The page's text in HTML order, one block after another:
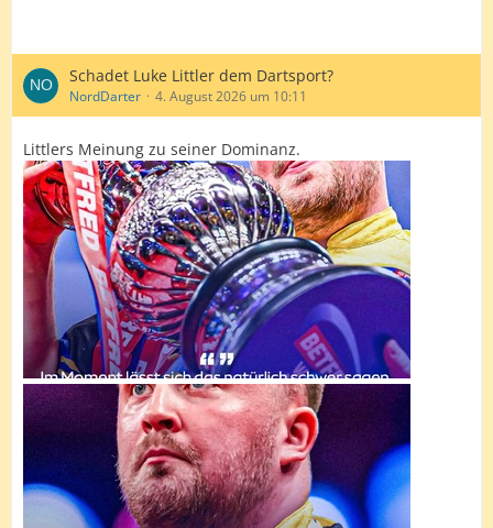
Schadet Luke Littler dem Dartsport?
NordDarter 4. August 2026 um 10:11
Littlers Meinung zu seiner Dominanz.